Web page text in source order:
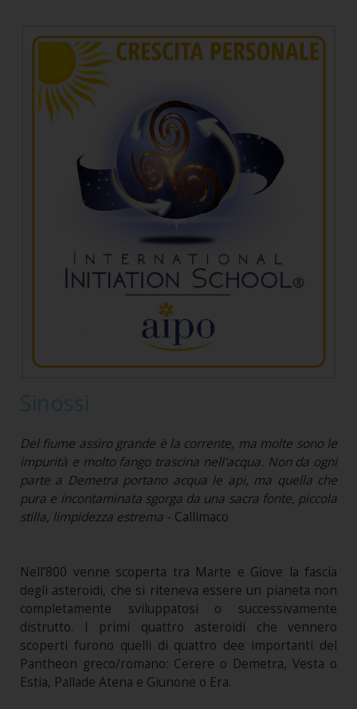
Del fiume assiro grande è la corrente, ma molte sono le
impurità e molto fango trascina nell'acqua. Non da ogni
parte a Demetra portano acqua le api, ma quella che
pura e incontaminata sgorga da una sacra fonte, piccola
stilla, limpidezza estrema - Callimaco
Nell’800 venne scoperta tra Marte e Giove la fascia
degli asteroidi, che si riteneva essere un pianeta non
completamente sviluppatosi o successivamente
distrutto. I primi quattro asteroidi che vennero
scoperti furono quelli di quattro dee importanti del
Pantheon greco/romano: Cerere o Demetra, Vesta o
Estia, Pallade Atena e Giunone o Era.